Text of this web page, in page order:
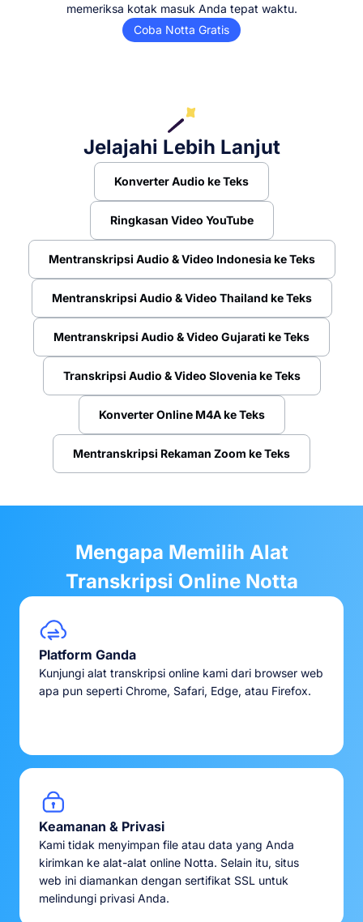
memeriksa kotak masuk Anda tepat waktu.
Coba Notta Gratis
Jelajahi Lebih Lanjut
Konverter Audio ke Teks
Ringkasan Video YouTube
Mentranskripsi Audio & Video Indonesia ke Teks
Mentranskripsi Audio & Video Thailand ke Teks
Mentranskripsi Audio & Video Gujarati ke Teks
Transkripsi Audio & Video Slovenia ke Teks
Konverter Online M4A ke Teks
Mentranskripsi Rekaman Zoom ke Teks
Mengapa Memilih Alat
Transkripsi Online Notta
Platform Ganda
Kunjungi alat transkripsi online kami dari browser web
apa pun seperti Chrome, Safari, Edge, atau Firefox.
Keamanan & Privasi
Kami tidak menyimpan file atau data yang Anda
kirimkan ke alat-alat online Notta. Selain itu, situs
web ini diamankan dengan sertifikat SSL untuk
melindungi privasi Anda.